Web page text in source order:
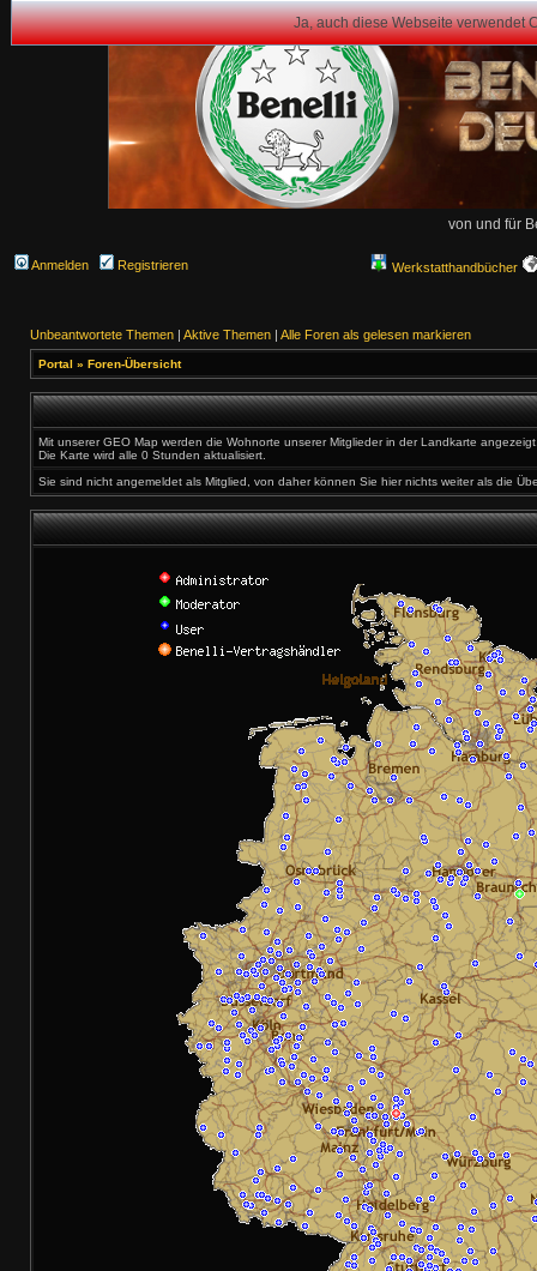
Ja, auch diese Webseite verwendet
von und für
Anmelden Registrieren Werkstatthandbücher
Unbeantwortete Themen | Aktive Themen | Alle Foren als gelesen markieren
Portal » Foren-Übersicht
Mit unserer GEO Map werden die Wohnorte unserer Mitglieder in der Landkarte
Die Karte wird alle 0 Stunden aktualisiert.
Sie sind nicht angemeldet als Mitglied, von daher können Sie hier nichts weiter als die